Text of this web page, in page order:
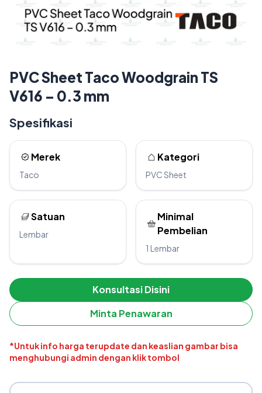
PVC Sheet Taco Woodgrain TS
V616 – 0.3 mm
Spesifikasi
Merek
Taco
Kategori
PVC Sheet
Satuan
Lembar
Minimal
Pembelian
1 Lembar
Konsultasi Disini
Minta Penawaran
*Untuk info harga terupdate dan keaslian gambar bisa
menghubungi admin dengan klik tombol